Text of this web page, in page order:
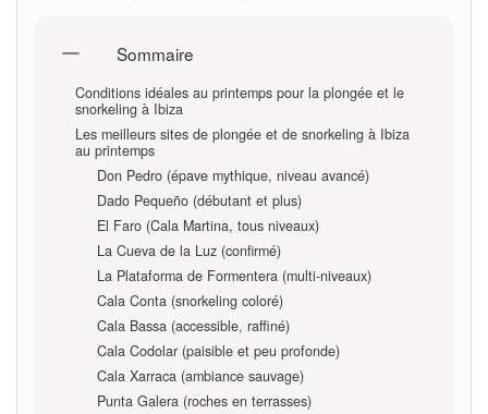
Sommaire
Conditions idéales au printemps pour la plongée et le
snorkeling à Ibiza
Les meilleurs sites de plongée et de snorkeling à Ibiza
au printemps
Don Pedro (épave mythique, niveau avancé)
Dado Pequeño (débutant et plus)
El Faro (Cala Martina, tous niveaux)
La Cueva de la Luz (confirmé)
La Plataforma de Formentera (multi-niveaux)
Cala Conta (snorkeling coloré)
Cala Bassa (accessible, raffiné)
Cala Codolar (paisible et peu profonde)
Cala Xarraca (ambiance sauvage)
Punta Galera (roches en terrasses)